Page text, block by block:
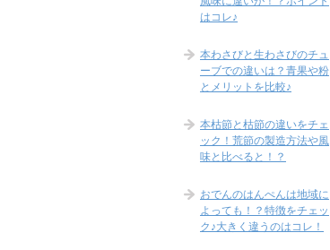
はコレ♪
本わさびと生わさびのチュ
ーブでの違いは？青果や粉
とメリットを比較♪
本枯節と枯節の違いをチェ
ック！荒節の製造方法や風
味と比べると！？
おでんのはんぺんは地域に
よっても！？特徴をチェッ
ク♪大きく違うのはコレ！